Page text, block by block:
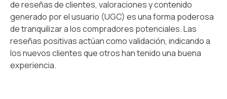
de reseñas de clientes, valoraciones y contenido
generado por el usuario (UGC) es una forma poderosa
de tranquilizar a los compradores potenciales. Las
reseñas positivas actúan como validación, indicando a
los nuevos clientes que otros han tenido una buena
experiencia.